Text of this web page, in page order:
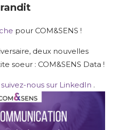
pour COM&SENS !
deux nouvelles
soeur : COM&SENS Data !
suivez-nous sur LinkedIn .